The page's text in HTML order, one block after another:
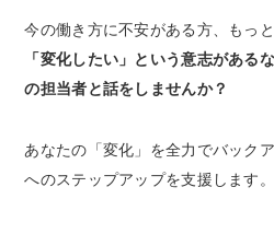
今の働き方に不安がある方、もっ
「変化したい」という意志がある
の担当者と話をしませんか？
あなたの「変化」を全力でバック
へのステップアップを支援します。